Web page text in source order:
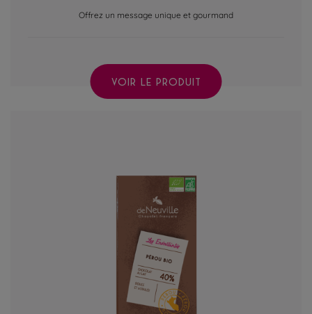
Offrez un message unique et gourmand
VOIR LE PRODUIT